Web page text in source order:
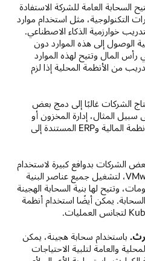
السحابة العامة للشركة الاستفادة
التكنولوجية، مثل استخدام موارد
خوارزمية الذكاء الاصطناعي.
الوصول إلى هذه الموارد دون
رأس المال وتتيح لهذه الموارد
من الأنظمة المحلية إذا لزم
الشركات غالبًا إلى دمج بعض
سبيل المثال، إدارة المخزون أو
نظام نقطة البيع—مع الأنظمة المالية وERP المستندة إلى
الشركات بدوافع كبيرة لاستخدام
منصة واحدة، مثل VMware، لتشغيل جميع عناصر البنية
وتتيح لها بنية السحابة الهجينة
يمكن أيضًا استخدام أنظمة
باستخدام سحابة هجينة، يمكن
والعامة لتلبية الاحتياجات